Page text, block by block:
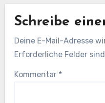
Schreibe
Deine E-Mail-Adresse
Erforderliche Felder
Kommentar *